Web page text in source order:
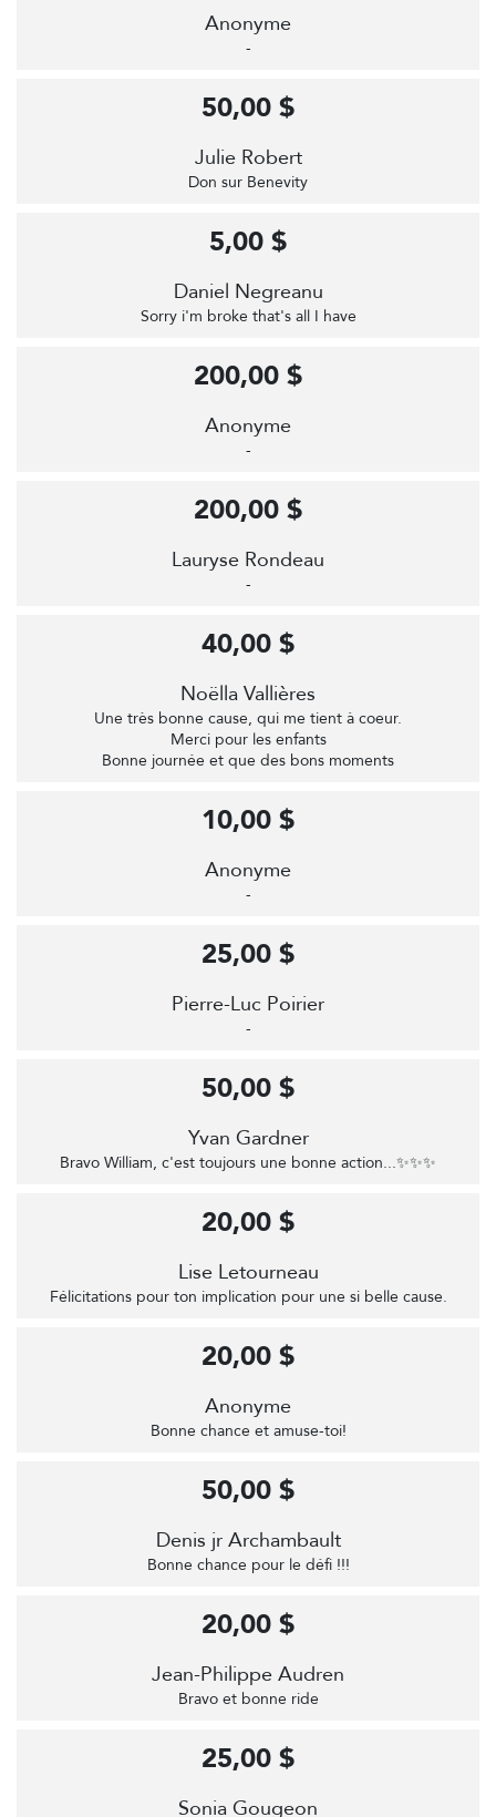
Anonyme
-
Julie Robert
Don sur Benevity
50,00 $
Daniel Negreanu
Sorry i'm broke that's all I have
5,00 $
Anonyme
-
200,00 $
Lauryse Rondeau
-
200,00 $
Noëlla Vallières
Une très bonne cause, qui me tient à coeur.
Merci pour les enfants
Bonne journée et que des bons moments
40,00 $
Anonyme
-
10,00 $
Pierre-Luc Poirier
-
25,00 $
Yvan Gardner
Bravo William, c'est toujours une bonne action...✨✨✨
50,00 $
Lise Letourneau
Félicitations pour ton implication pour une si belle cause.
20,00 $
Anonyme
Bonne chance et amuse-toi!
20,00 $
Denis jr Archambault
Bonne chance pour le défi !!!
50,00 $
Jean-Philippe Audren
Bravo et bonne ride
20,00 $
Sonia Gougeon
25,00 $